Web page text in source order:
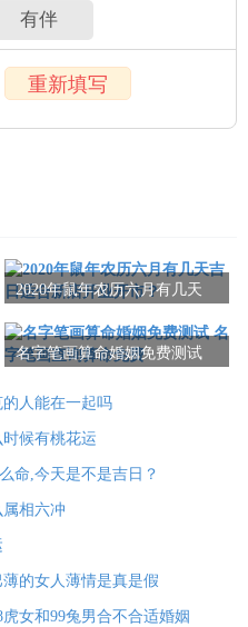
信自己的力量，坚持不懈地努
年全年运势详解
年全年运势详解
有伴
重新填写
2020年鼠年农历六月有几天
名字笔画算命婚姻免费测试
人能在一起吗
候有桃花运
命,今天是不是吉日？
相六冲
的女人薄情是真是假
女和99兔男合不合适婚姻